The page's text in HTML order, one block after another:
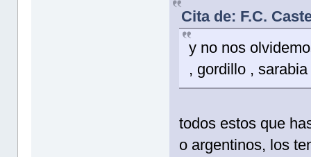
Cita de: F.C.
y no nos
, gordillo ,
todos estos que
o argentinos, los